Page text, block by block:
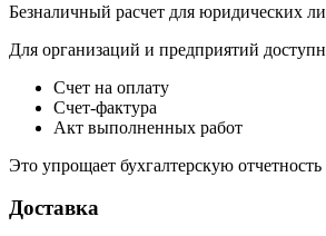
Безналичный расчет для юридических
Для организаций и предприятий
Счет на оплату
Счет-фактура
Акт выполненных работ
Это упрощает бухгалтерскую
Доставка